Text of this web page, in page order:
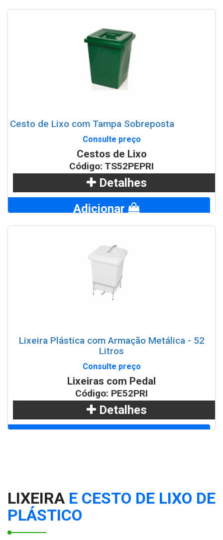
Cesto de Lixo com Tampa Sobreposta
Consulte preço
Cestos de Lixo
Código: TS52PEPRI
Detalhes
Adicionar
Lixeira Plástica com Armação Metálica - 52
Litros
Consulte preço
Lixeiras com Pedal
Código: PE52PRI
Detalhes
LIXEIRA E CESTO DE LIXO DE
PLÁSTICO